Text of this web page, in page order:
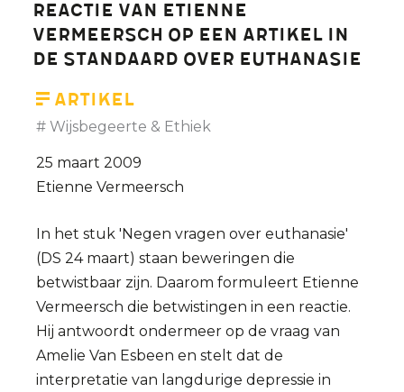
Reactie van Etienne
Vermeersch op een artikel in
De Standaard over euthanasie
Artikel
Wijsbegeerte & Ethiek
25 maart 2009
Etienne Vermeersch
In het stuk 'Negen vragen over euthanasie'
(DS 24 maart) staan beweringen die
betwistbaar zijn. Daarom formuleert Etienne
Vermeersch die betwistingen in een reactie.
Hij antwoordt ondermeer op de vraag van
Amelie Van Esbeen en stelt dat de
interpretatie van langdurige depressie in